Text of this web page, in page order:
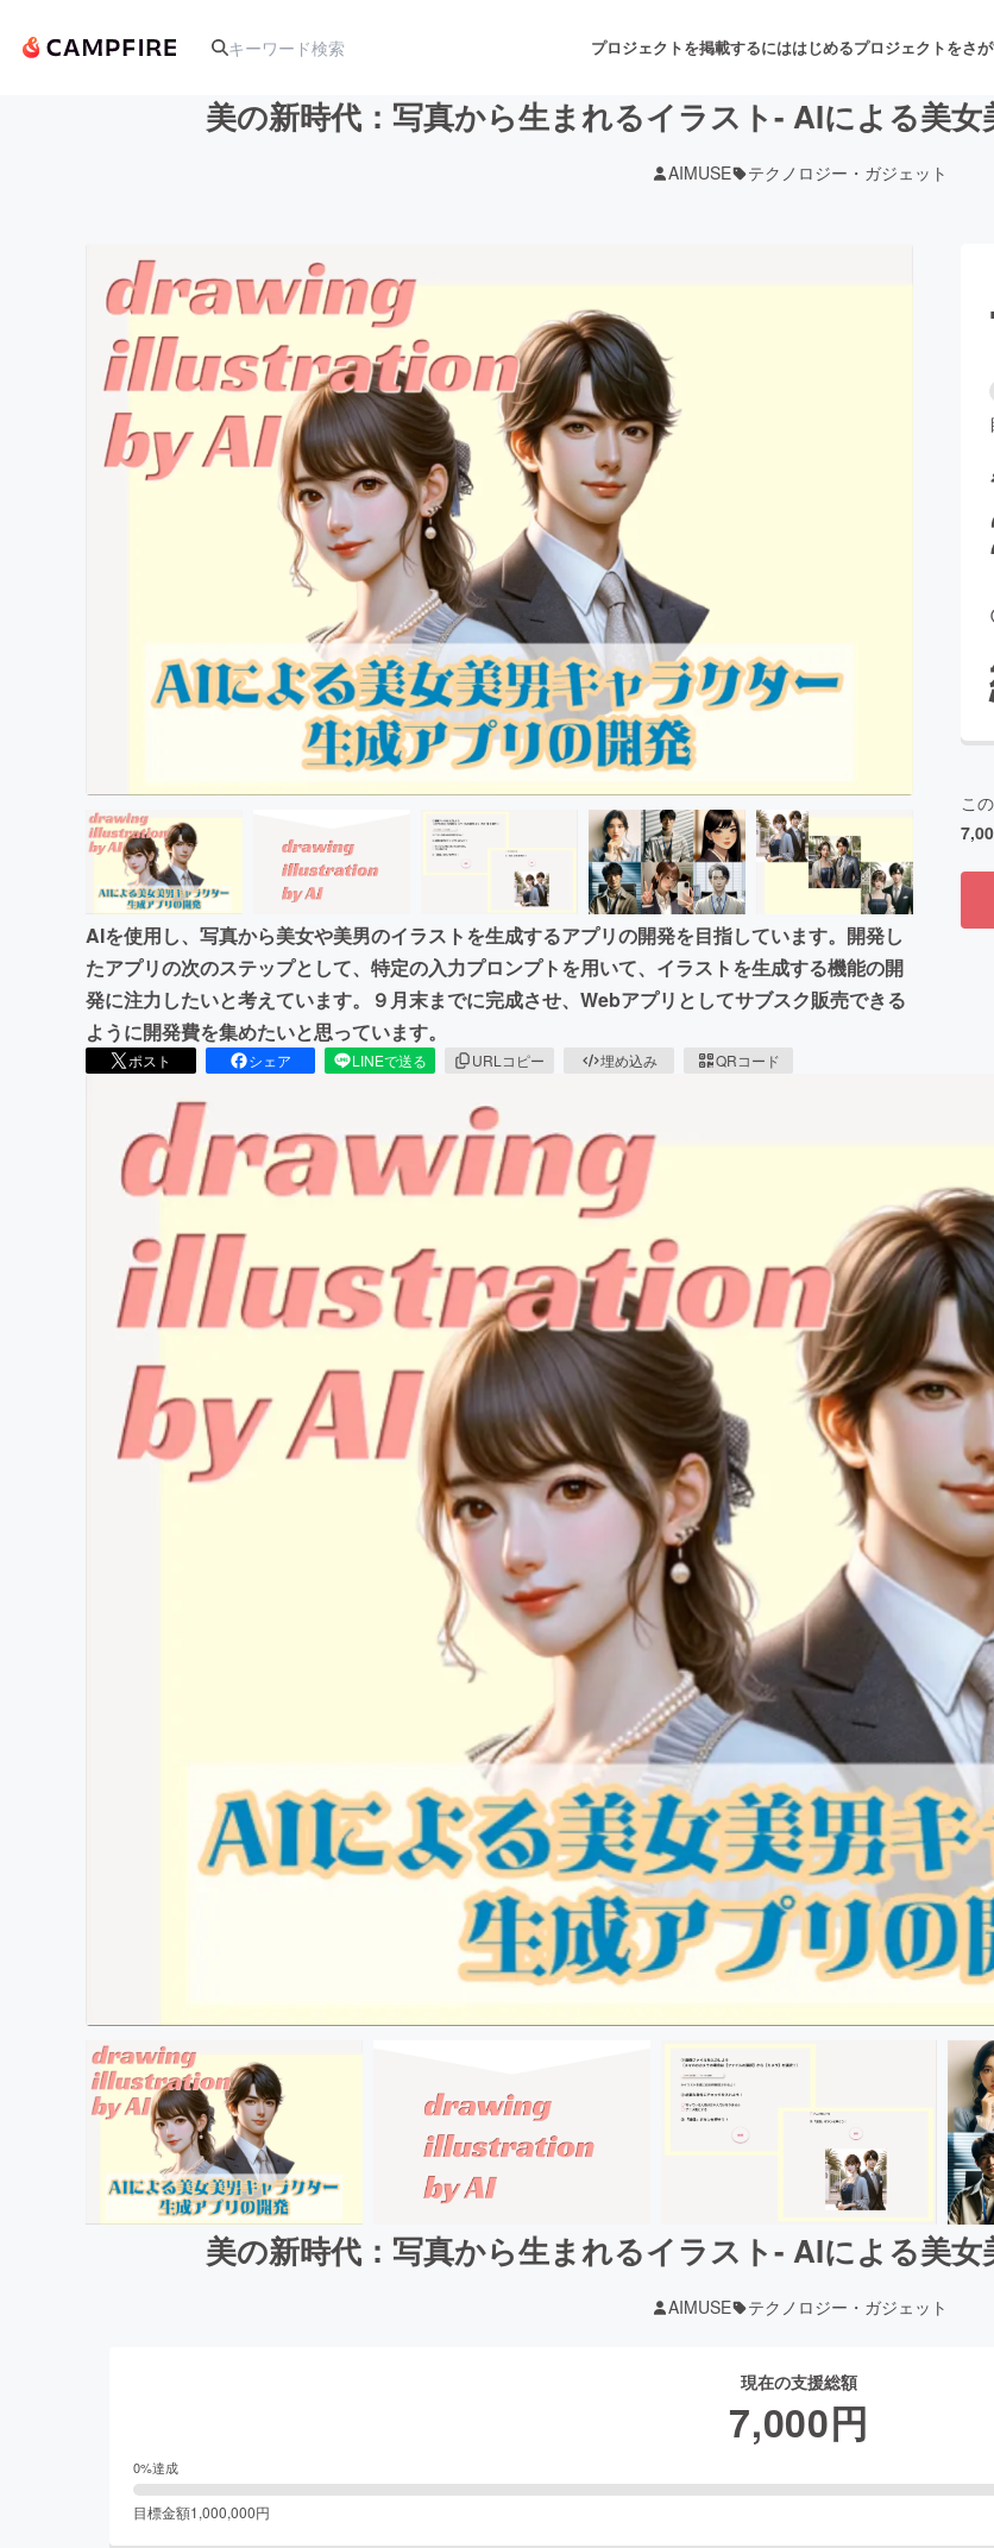
プロジェクトを掲載するにははじめるプロジェクトをさ
アート・写真 舞台・パフォ
テクノロジー・ガジェット ゲーム・サービス開発
映像・映画 書籍・雑誌出版
ビジネス・起業 チャレンジ ビューティー
まちづくり・地域活性化
CAMPFIRE for Social Good
CAMPFIREふるさと納税
美の新時代：写真から生まれるイラスト- AIによる美
AIMUSE テクノロジー・ガジェット
AIを使用し、写真から美女や美男のイラストを生成するアプリの開発を目指しています。開発し
たアプリの次のステップとして、特定の入力プロンプトを用いて、イラストを生成する機能の開
発に注力したいと考えています。９月末までに完成させ、Webアプリとしてサブスク販売できる
ように開発費を集めたいと思っています。
ポスト シェア LINEで送る URLコピー 埋め込み QRコード
こ
美の新時代：写真から生まれるイラスト- AIによる美
AIMUSE テクノロジー・ガジェット
現在の支援総額
7,000円
0%達成
目標金額1,000,000円